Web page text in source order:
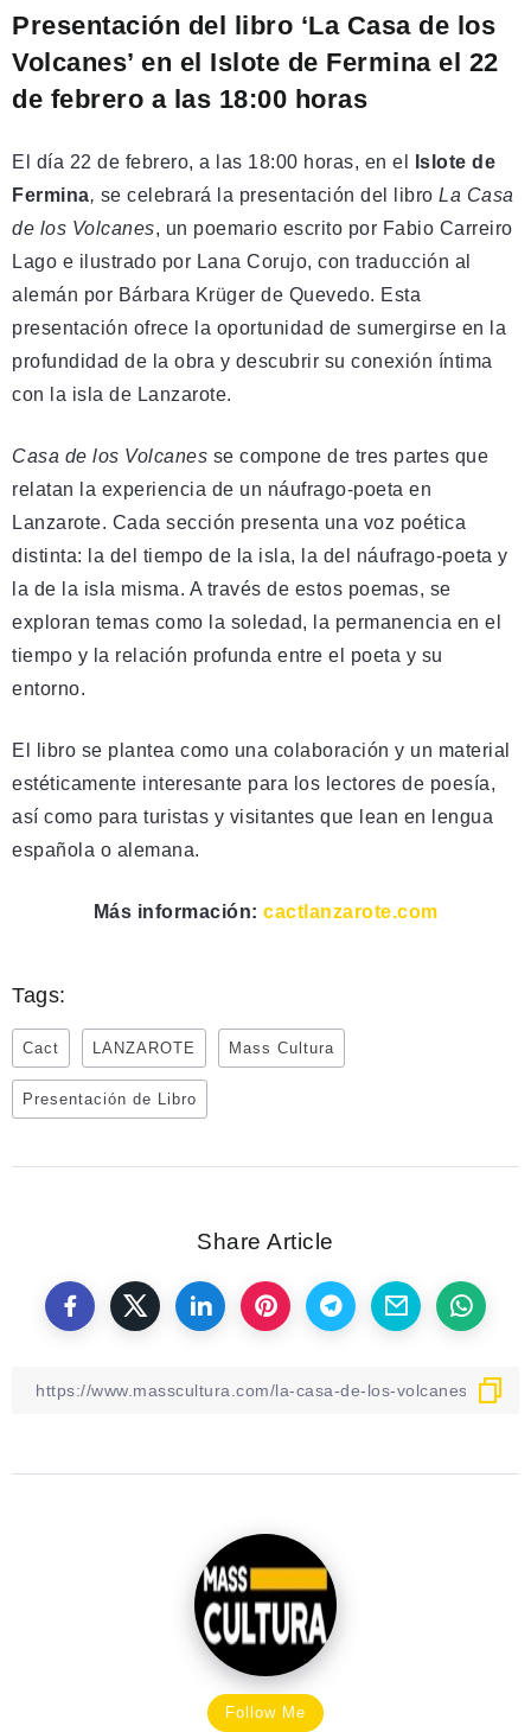
Presentación del libro ‘La Casa de los
Volcanes’ en el Islote de Fermina el 22
de febrero a las 18:00 horas
El día 22 de febrero, a las 18:00 horas, en el
Islote de
Fermina, se celebrará la presentación del libro La Casa
de los Volcanes, un poemario escrito por Fabio Carreiro
Lago e ilustrado por Lana Corujo, con traducción al
alemán por Bárbara Krüger de Quevedo. Esta
presentación ofrece la oportunidad de sumergirse en la
profundidad de la obra y descubrir su conexión íntima
con la isla de Lanzarote.
Casa de los Volcanes se compone de tres partes que
relatan la experiencia de un náufrago-poeta en
Lanzarote. Cada sección presenta una voz poética
distinta: la del tiempo de la isla, la del náufrago-poeta y
la de la isla misma. A través de estos poemas, se
exploran temas como la soledad, la permanencia en el
tiempo y la relación profunda entre el poeta y su
entorno.
El libro se plantea como una colaboración y un material
estéticamente interesante para los lectores de poesía,
así como para turistas y visitantes que lean en lengua
española o alemana.
Más información: cactlanzarote.com
Tags:
Cact LANZAROTE Mass Cultura
Presentación de Libro
Share Article
Follow Me